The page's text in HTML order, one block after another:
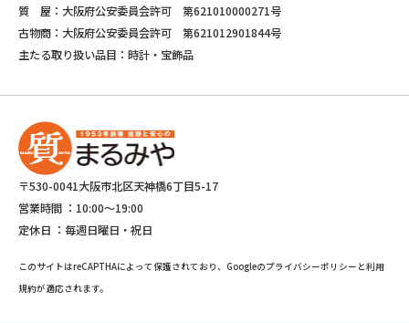
質 屋：大阪府公安委員会許可 第621010000271号
古物商：大阪府公安委員会許可 第621012901844号
主たる取り扱い品目：時計・宝飾品
〒530-0041大阪市北区天神橋6丁目5-17
営業時間 ： 10:00～19:00
定休日 ： 毎週日曜日・祝日
このサイトはreCAPTHAによって保護されており、Googleのプライバシーポリシーと利用
規約が適応されます。